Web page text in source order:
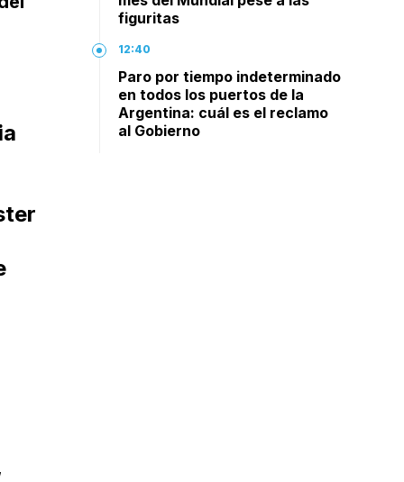
figuritas
12:40
Paro por tiempo indeterminado
en todos los puertos de la
Argentina: cuál es el reclamo
al Gobierno